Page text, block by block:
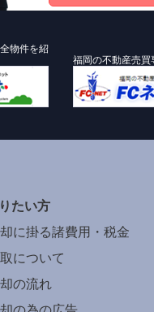
物件を紹
福岡の不動産売買
たい方
に掛る諸費用・税金
について
の流れ